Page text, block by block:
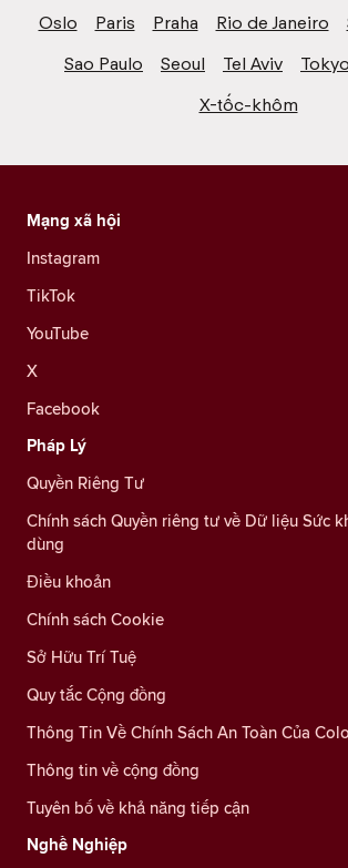
Oslo
Paris Praha Rio de Janeiro
Sao Paulo
Seoul Tel Aviv Tokyo
X-tốc-khôm
Mạng xã hội
Instagram
TikTok
YouTube
X
Facebook
Pháp Lý
Quyền Riêng Tư
Chính sách Quyền riêng tư về Dữ liệu Sức
dùng
Điều khoản
Chính sách Cookie
Sở Hữu Trí Tuệ
Quy tắc Cộng đồng
Thông Tin Về Chính Sách An Toàn Của
Thông tin về cộng đồng
Tuyên bố về khả năng tiếp cận
Nghề Nghiệp